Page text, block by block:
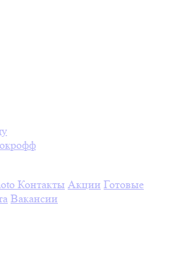
Контакты Акции Готовые
Вакансии